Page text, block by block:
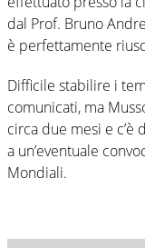
dal Prof. Bruno
è perfettamente
Difficile stabilire i
comunicati, ma
circa due mesi e
a un’eventuale
Mondiali.